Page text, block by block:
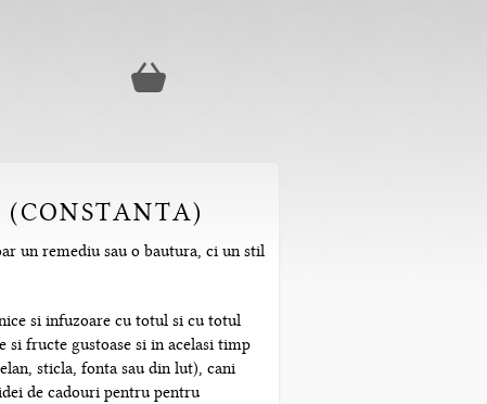
un remediu sau o bautura, ci un stil
si infuzoare cu totul si cu totul
si fructe gustoase si in acelasi timp
sticla, fonta sau din lut), cani
de cadouri pentru pentru